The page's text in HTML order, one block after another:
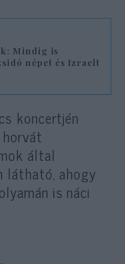
Mindig is
népet és Izraelt
koncertjén
által
látható, ahogy
is náci